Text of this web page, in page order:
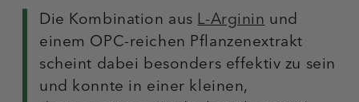
Die Kombination ausL-Argininund
einem OPC-reichen Pflanzenextrakt
scheint dabei besonders effektiv zu sein
und konnte in einer kleinen,